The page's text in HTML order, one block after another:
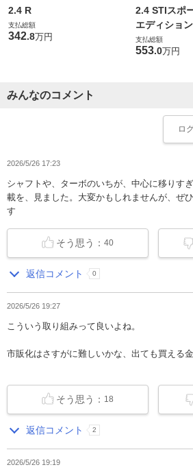
2.4 R
支払総額
342.8万円
2.4 STIスポ
エディション
支払総額
553.0万円
みんなのコメント
ロ
2026/5/26 17:23
シャフトや、ターボのいちが、中心に移りす
載を、見ました。大変かもしれませんが、ぜ
す
そう思う：40
返信コメント 0
2026/5/26 19:27
こういう取り組みって良いよね。
市販化はさすがに難しいかな、出ても買える
そう思う： 18
返信コメント 2
2026/5/26 19:19